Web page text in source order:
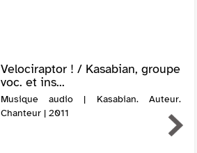
Velociraptor ! / Kasabian, groupe
voc. et ins...
Musique audio | Kasabian. Auteur.
Chanteur | 2011